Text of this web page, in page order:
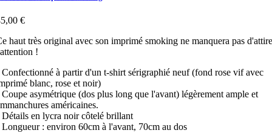
€
haut très original avec son imprimé smoking ne manquera pas
!
Confectionné à partir d'un t-shirt sérigraphié neuf (fond rose vif avec
blanc, rose et noir)
Coupe asymétrique (dos plus long que l'avant) légèrement ample et
américaines.
Détails en lycra noir côtelé brillant
Longueur : environ 60cm à l'avant, 70cm au dos